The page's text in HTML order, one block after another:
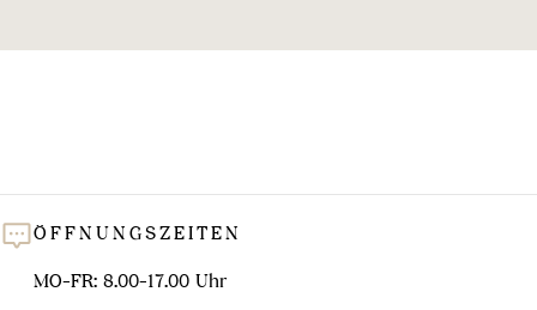
u
ÖFFNUNGSZEITEN
MO-FR: 8.00-17.00 Uhr